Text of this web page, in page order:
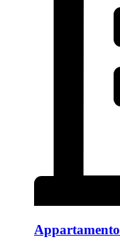
Appartamento